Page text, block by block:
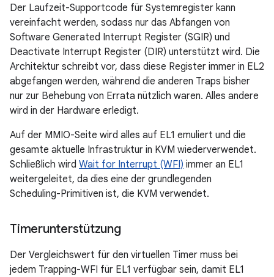
Der Laufzeit-Supportcode für Systemregister kann
vereinfacht werden, sodass nur das Abfangen von
Software Generated Interrupt Register (SGIR) und
Deactivate Interrupt Register (DIR) unterstützt wird. Die
Architektur schreibt vor, dass diese Register immer in EL2
abgefangen werden, während die anderen Traps bisher
nur zur Behebung von Errata nützlich waren. Alles andere
wird in der Hardware erledigt.
Auf der MMIO-Seite wird alles auf EL1 emuliert und die
gesamte aktuelle Infrastruktur in KVM wiederverwendet.
Schließlich wird Wait for Interrupt (WFI) immer an EL1
weitergeleitet, da dies eine der grundlegenden
Scheduling-Primitiven ist, die KVM verwendet.
Timerunterstützung
Der Vergleichswert für den virtuellen Timer muss bei
jedem Trapping-WFI für EL1 verfügbar sein, damit EL1